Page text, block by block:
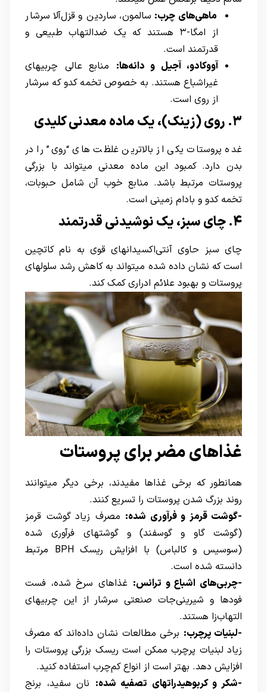
ماهی‌های چرب: سالمون، ساردین و قزل‌آلا سرشار
از امگا-۳ هستند که یک ضدالتهاب طبیعی و
قدرتمند است.
آووکادو، آجیل و دانه‌ها: منابع عالی چربیهای
غیراشباع هستند. به خصوص تخمه کدو که سرشار
از روی است.
۳. روی (زینک)، یک ماده معدنی کلیدی
غده پروستات یکی از بالاترین غلظت های “روی” را در
بدن دارد. کمبود این ماده معدنی میتواند با بزرگی
پروستات مرتبط باشد. منابع خوب آن شامل حبوبات،
تخمه کدو و بادام زمینی است.
۴. چای سبز، یک نوشیدنی قدرتمند
چای سبز حاوی آنتی‌اکسیدانهای قوی به نام کاتچین
است که نشان داده شده میتواند به کاهش رشد سلولهای
پروستات و بهبود علائم ادراری کمک کند.
غذاهای مضر برای پروستات
همانطور که برخی غذاها مفیدند، برخی دیگر میتوانند
روند بزرگ شدن پروستات را تسریع کنند.
-گوشت قرمز و فرآوری شده: مصرف زیاد گوشت قرمز
(گوشت گاو و گوسفند) و گوشتهای فرآوری شده
(سوسیس و کالباس) با افزایش ریسک BPH مرتبط
دانسته شده است.
-چربی‌های اشباع و ترانس: غذاهای سرخ شده، فست
فودها و شیرینی‌جات صنعتی سرشار از این چربیهای
التهاب‌زا هستند.
-لبنیات پرچرب: برخی مطالعات نشان داده‌اند که مصرف
زیاد لبنیات پرچرب ممکن است ریسک بزرگی پروستات را
افزایش دهد. بهتر است از انواع کم‌چرب استفاده کنید.
-شکر و کربوهیدراتهای تصفیه شده: نان سفید، برنج